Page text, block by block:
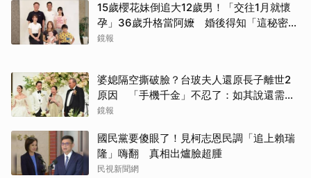
15歲櫻花妹倒追大12歲男！「交往1月就懷
孕」36歲升格當阿嬤 婚後得知「這秘密」
傻眼了
鏡報
婆媳隔空撕破臉？台玻夫人還原長子離世2
原因 「手機千金」不忍了：如其說還需要
離開嗎？
鏡報
國民黨要傻眼了！見柯志恩民調「追上賴瑞
隆」嗨翻 真相出爐臉超腫
民視新聞網